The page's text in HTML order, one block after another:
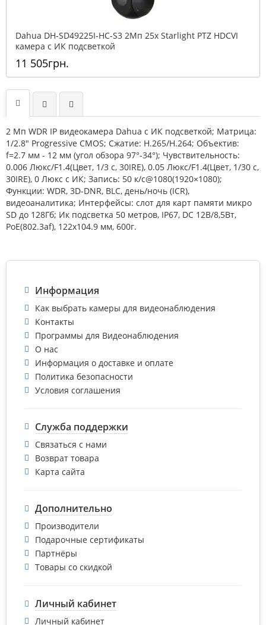
Dahua DH-SD49225I-HC-S3 2Mп 25x Starlight PTZ HDCVI
камера с ИК подсветкой
11 505грн.
2 Mп WDR IP видеокамера Dahua с ИК подсветкой; Матрица:
1/2.8" Progressive CMOS; Сжатие: H.265/H.264; Объектив:
f=2.7 мм - 12 мм (угол обзора 97°-34°); Чувствительность:
0.006 Люкс/F1.4(Цвет, 1/3 с, 30IRE), 0.05 Люкс/F1.4(Цвет, 1/30 с,
30IRE), 0 Люкс с ИК; Запись: 50 к/с@1080(1920×1080);
Функции: WDR, 3D-DNR, BLC, день/ночь (ICR),
видеоаналитика; Интерфейсы: слот для карт памяти микро
SD до 128Гб; Ик подсветка 50 метров, IP67, DC 12В/8,5Вт,
PoE(802.3af), 122x104.9 мм, 600г.
Информация
Как выбрать камеры для видеонаблюдения
Контакты
Программы для Видеонаблюдения
О нас
Информация о доставке и оплате
Политика безопасности
Условия соглашения
Служба поддержки
Связаться с нами
Возврат товара
Карта сайта
Дополнительно
Производители
Подарочные сертификаты
Партнёры
Товары со скидкой
Личный кабинет
Личный кабинет